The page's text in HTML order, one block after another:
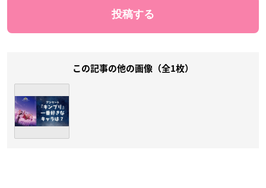
この記事の他の画像（全1枚）